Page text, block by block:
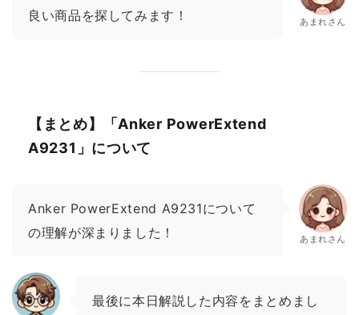
良い商品を探してみます！
あまれさん
【まとめ】「Anker PowerExtend
A9231」について
Anker PowerExtend A9231について
の理解が深まりました！
あまれさん
最後に本日解説した内容をまとめまし